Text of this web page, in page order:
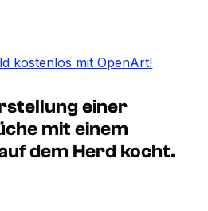
kostenlos mit OpenArt!
einer
mit einem
dem Herd kocht.